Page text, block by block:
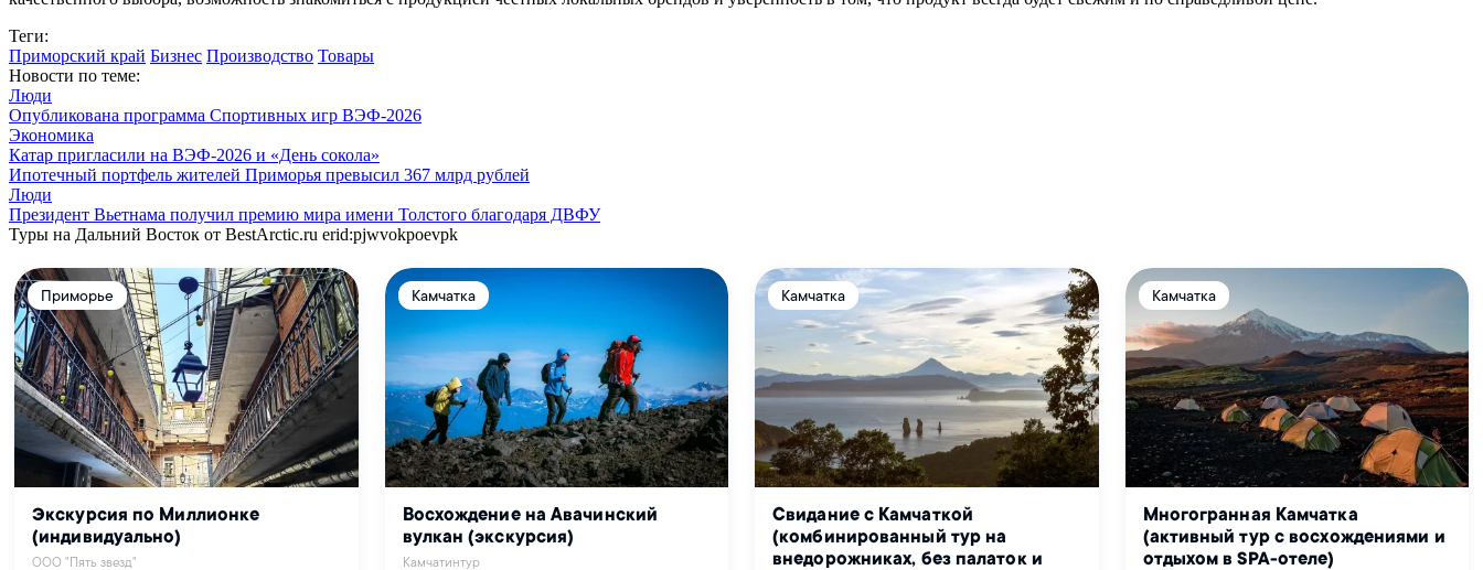
Теги:
Приморский край Бизнес Производство Товары
Новости по теме:
Люди
Опубликована программа Спортивных игр ВЭФ-2026
Экономика
Катар пригласили на ВЭФ-2026 и «День сокола»
Ипотечный портфель жителей Приморья превысил 367 млрд рублей
Люди
Президент Вьетнама получил премию мира имени Толстого благодаря ДВФУ
Туры на Дальний Восток от BestArctic.ru erid:pjwvokpoevpk